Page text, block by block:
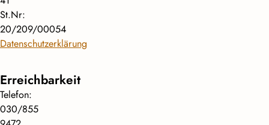
St.Nr:
20/209/00054
Datenschutzerklärung
Erreichbarkeit
Telefon:
030/855